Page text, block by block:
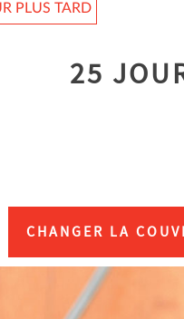
PLUS TARD
25
CHANGER LA